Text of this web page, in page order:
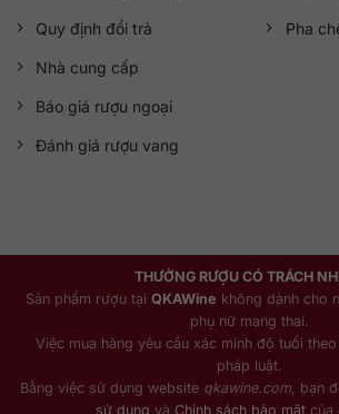
Quy định đổi trả
Nhà cung cấp
Báo giá rượu ngoại
Đánh giá rượu vang
Pha
THƯỞNG RƯỢU CÓ TRÁCH
Sản phẩm rượu tại QKAWine không dành cho
phụ nữ mang thai.
Việc mua hàng yêu cầu xác minh độ tuổi
pháp luật.
Bằng việc sử dụng website qkawine.com, bạn
sử dụng và Chính sách bảo mậtcủa